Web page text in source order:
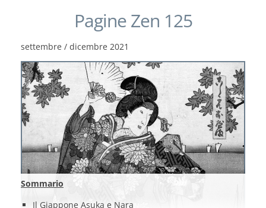
Pagine Zen 125
settembre / dicembre 2021
Sommario
Il Giappone Asuka e Nara